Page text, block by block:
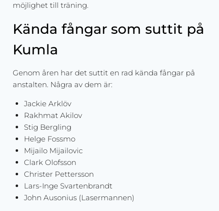
möjlighet till träning.
Kända fångar som suttit på
Kumla
Genom åren har det suttit en rad kända fångar på
anstalten. Några av dem är:
Jackie Arklöv
Rakhmat Akilov
Stig Bergling
Helge Fossmo
Mijailo Mijailovic
Clark Olofsson
Christer Pettersson
Lars-Inge Svartenbrandt
John Ausonius (Lasermannen)